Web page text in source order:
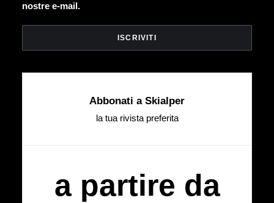
nostre e-mail.
Abbonati a Skialper
la tua rivista preferita
a partire da